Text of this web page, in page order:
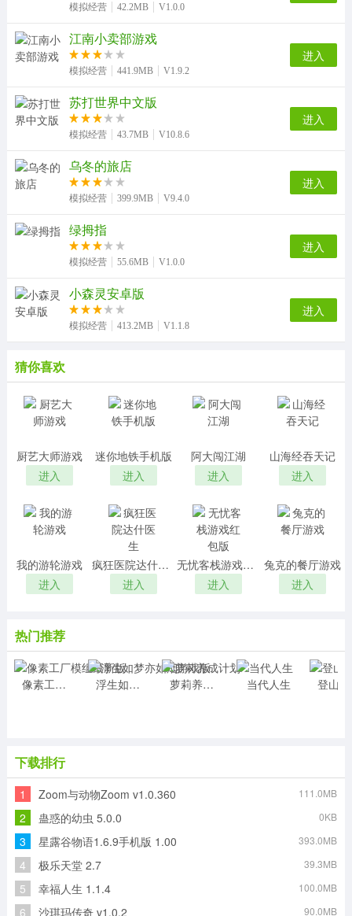
模拟经营 42.2MB V1.0.0
江南小卖部游戏
模拟经营 441.9MB V1.9.2
进入
苏打世界中文版
模拟经营 43.7MB V10.8.6
进入
乌冬的旅店
模拟经营 399.9MB V9.4.0
进入
绿拇指
模拟经营 55.6MB V1.0.0
进入
小森灵安卓版
模拟经营 413.2MB V1.1.8
进入
猜你喜欢
厨艺大师游戏
进入
迷你地铁手机版
进入
阿大闯江湖
进入
山海经吞天记
进入
我的游轮游戏
进入
疯狂医院达什医生
进入
无忧客栈游戏红包版
进入
兔克的餐厅游戏
进入
热门推荐
像素工厂模组最新版 浮生如梦亦如烟游戏版 萝莉养成计划 当代人生
下载排行
1 Zoom与动物Zoom v1.0.360 111.0MB
2 蛊惑的幼虫 5.0.0 0KB
3 星露谷物语1.6.9手机版 1.00 393.0MB
4 极乐天堂 2.7 39.3MB
5 幸福人生 1.1.4 100.0MB
6 沙琪玛传奇 v1.0.2 90.0MB